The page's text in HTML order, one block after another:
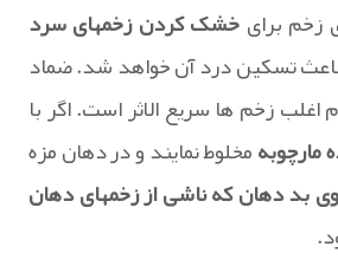
زخم برایخشک کردن زخمهای سرد
تسکین درد آن خواهد شد. ضماد
اغلب زخم ها سریع الاثر است. اگر با
مخلوط نمایند و در دهان مزه
بد دهان که ناشی از زخمهای دهان